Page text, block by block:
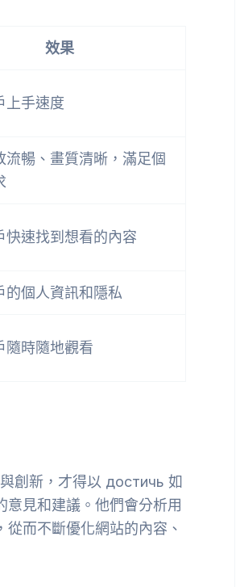
效果
上手速度
流暢、畫質清晰，滿足個
快速找到想看的內容
的個人資訊和隱私
隨時隨地觀看
創新，才得以 достичь 如
意見和建議。他們會分析用
而不斷優化網站的內容、